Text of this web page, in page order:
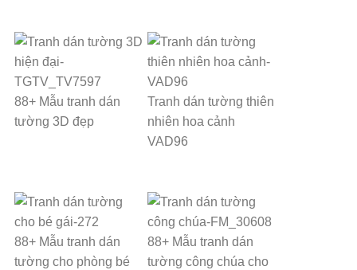
88+ Mẫu tranh dán
tường 3D đẹp
Tranh dán tường thiên
nhiên hoa cảnh
VAD96
88+ Mẫu tranh dán
tường cho phòng bé
88+ Mẫu tranh dán
tường công chúa cho